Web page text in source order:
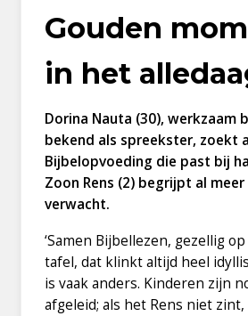
Gouden
in het
Dorina Nauta (30), werkzaam
bekend als spreekster, zoekt
Bijbelopvoeding die past bij
Zoon Rens (2) begrijpt al
verwacht.
‘Samen Bijbellezen, gezellig
tafel, dat klinkt altijd heel
is vaak anders. Kinderen zijn
afgeleid; als het Rens niet